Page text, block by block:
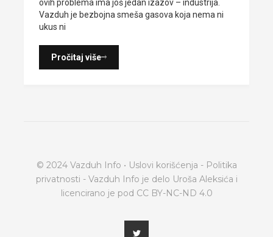
ovih problema ima još jedan izazov – industrija.
Vazduh je bezbojna smeša gasova koja nema ni
ukus ni
Pročitaj više
© 2024 Vazduh Info • Uslovi korišćenja - Politika
privatnosti - Vazduh Info je delo Uroša Aleksića i
licencirano je pod CC BY-NC-ND 4.0